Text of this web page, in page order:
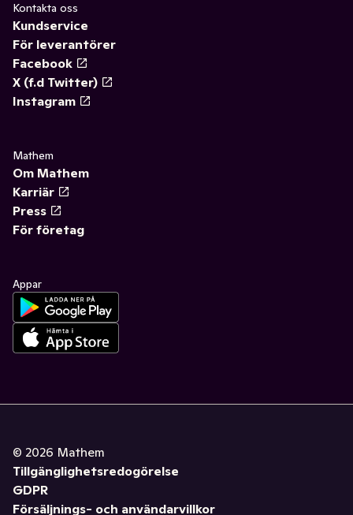
Kontakta oss
Kundservice
För leverantörer
Facebook
X (f.d Twitter)
Instagram
Mathem
Om Mathem
Karriär
Press
För företag
Appar
© 2026 Mathem
Tillgänglighetsredogörelse
GDPR
Försäljnings- och användarvillkor